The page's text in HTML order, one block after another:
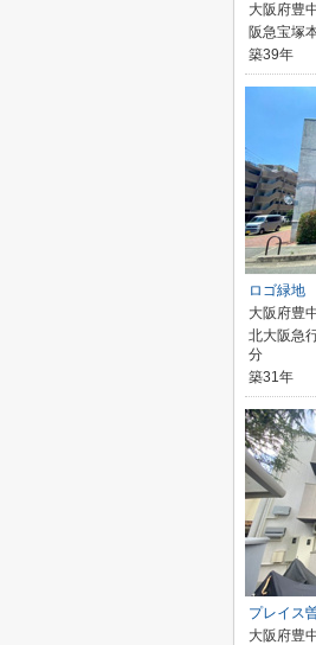
大阪府豊
阪急宝塚
築39年
ロゴ緑地
大阪府豊
北大阪急
分
築31年
プレイス
大阪府豊